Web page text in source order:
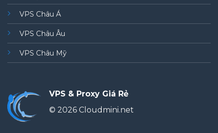
VPS Châu Á
VPS Châu Âu
VPS Châu Mỹ
VPS & Proxy Giá Rẻ
© 2026 Cloudmini.net